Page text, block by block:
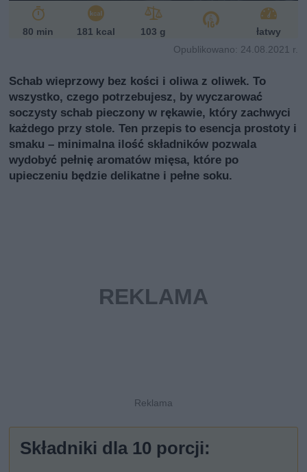
80 min 181 kcal 103 g
łatwy
Opublikowano: 24.08.2021 r.
Schab wieprzowy bez kości i oliwa z oliwek. To
wszystko, czego potrzebujesz, by wyczarować
soczysty schab pieczony w rękawie, który zachwyci
każdego przy stole. Ten przepis to esencja prostoty i
smaku – minimalna ilość składników pozwala
wydobyć pełnię aromatów mięsa, które po
upieczeniu będzie delikatne i pełne soku.
Składniki dla 10 porcji: